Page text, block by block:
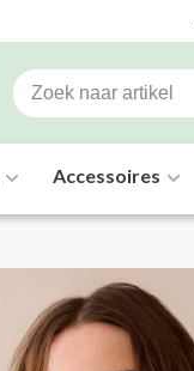
Accessoires